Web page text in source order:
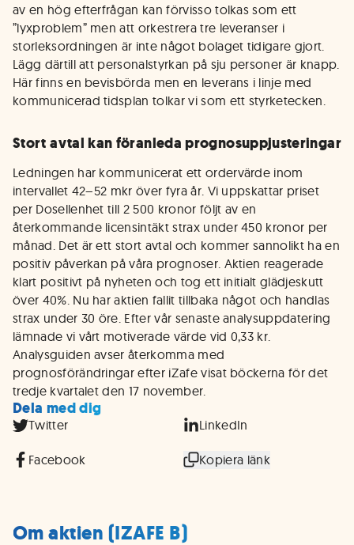
av en hög efterfrågan kan förvisso tolkas som ett
”lyxproblem” men att orkestrera tre leveranser i
storleksordningen är inte något bolaget tidigare gjort.
Lägg därtill att personalstyrkan på sju personer är knapp.
Här finns en bevisbörda men en leverans i linje med
kommunicerad tidsplan tolkar vi som ett styrketecken.
Stort avtal kan föranleda prognosuppjusteringar
Ledningen har kommunicerat ett ordervärde inom
intervallet 42–52 mkr över fyra år. Vi uppskattar priset
per Dosellenhet till 2 500 kronor följt av en
återkommande licensintäkt strax under 450 kronor per
månad. Det är ett stort avtal och kommer sannolikt ha en
positiv påverkan på våra prognoser. Aktien reagerade
klart positivt på nyheten och tog ett initialt glädjeskutt
över 40%. Nu har aktien fallit tillbaka något och handlas
strax under 30 öre. Efter vår senaste analysuppdatering
lämnade vi vårt motiverade värde vid 0,33 kr.
Analysguiden avser återkomma med
prognosförändringar efter iZafe visat böckerna för det
tredje kvartalet den 17 november.
Dela med dig
Twitter LinkedIn
Facebook Kopiera länk
Om aktien (IZAFE B)